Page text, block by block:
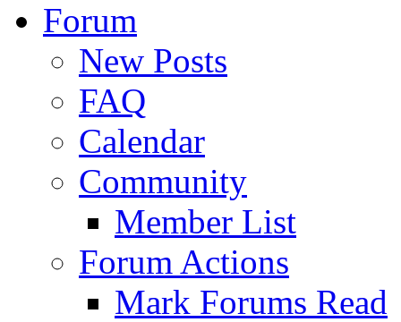
Forum
New Posts
FAQ
Calendar
Community
Member List
Forum Actions
Mark Forums Read